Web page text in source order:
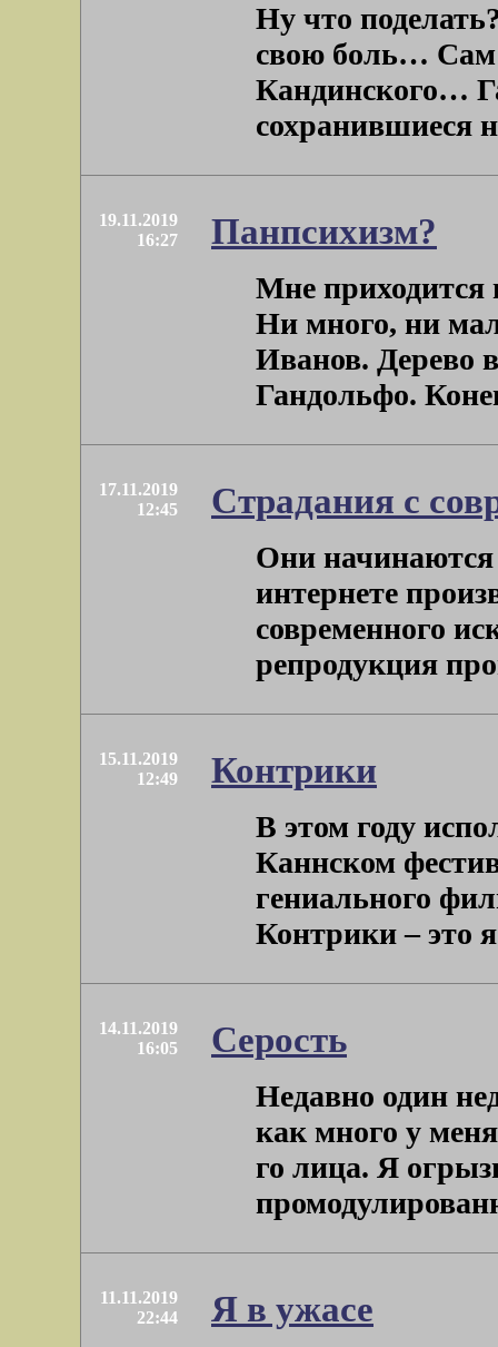
Ну что
свою боль… Сам
Кандинского…
сохранившиеся
19.11.2019
16:27
Панпсихизм?
Мне приходится
Ни много, ни
Иванов. Дерево
Гандольфо.
17.11.2019
12:45
Страдания с
Они начинаются
интернете
современного
репродукция
15.11.2019
12:49
Контрики
В этом году
Каннском
гениального
Контрики – это
14.11.2019
16:05
Серость
Недавно один
как много у
го лица. Я
11.11.2019
22:44
Я в ужасе